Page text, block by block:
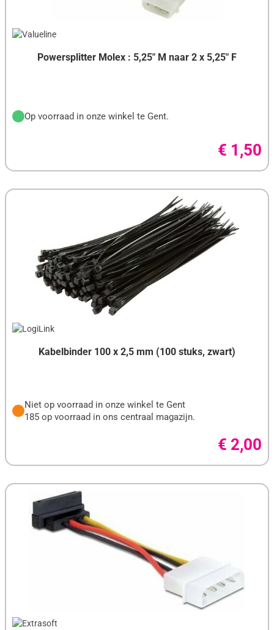
CORSAIR
D-LINK
DENVER
DURACELL
EWENT
GIGABYTE
GIGASET
GOOBAY
Powersplitter Molex : 5,25" M naar 2 x 5,25" F
Op voorraad in onze winkel te Gent.
€ 1,50
Kabelbinder 100 x 2,5 mm (100 stuks, zwart)
Niet op voorraad in onze winkel te Gent
185 op voorraad in ons centraal magazijn.
€ 2,00